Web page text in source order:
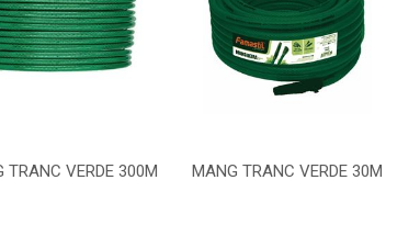
TRANC VERDE 300M MANG TRANC VERDE 30M